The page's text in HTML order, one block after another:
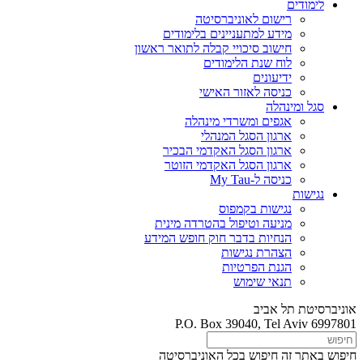
לימודים
רישום לאוניברסיטה
מידע למתעניינים בלימודים
חישוב סיכויי קבלה לתואר ראשון
לוח שנת הלימודים
ידיעונים
כניסה לאזור האישי
סגל ומינהלה
אגפים ומשרדי מינהלה
ארגון הסגל המנהלי
ארגון הסגל האקדמי הבכיר
ארגון הסגל האקדמי הזוטר
כניסה ל-My Tau
נגישות
נגישות בקמפוס
מניעה וטיפול בהטרדה מינית
הנחיות בדבר חוק חופש המידע
הצהרת נגישות
הגנת הפרטיות
תנאי שימוש
אוניברסיטת תל אביב
P.O. Box 39040, Tel Aviv 6997801
חיפוש באתר זה חיפוש בכל האוניברסיטה